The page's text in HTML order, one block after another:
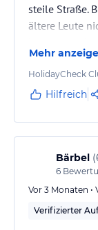
steile Straße.
ältere Leute
nâchste
super Buffet
Mehr
HolidayCheck
Hilfreich
Bärbel (
6
Vor 3 Monaten •
Verifizierter